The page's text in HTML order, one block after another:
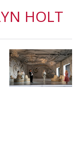
HOLT